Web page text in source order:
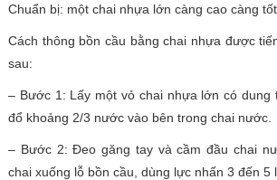
Chuẩn bị: một chai nhựa lớn càng cao càng tốt.
Cách thông bồn cầu bằng chai nhựa được
sau:
– Bước 1: Lấy một vỏ chai nhựa lớn có dung
đổ khoảng 2/3 nước vào bên trong chai nước.
– Bước 2: Đeo găng tay và cầm đầu chai
chai xuống lỗ bồn cầu, dùng lực nhấn 3 đến 5